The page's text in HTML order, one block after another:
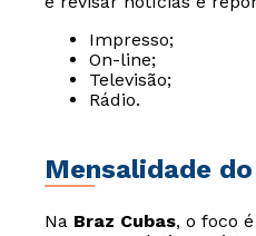
Impresso;
On-line;
Televisão;
Rádio.
Mensalidade
Na Braz Cubas, o foco